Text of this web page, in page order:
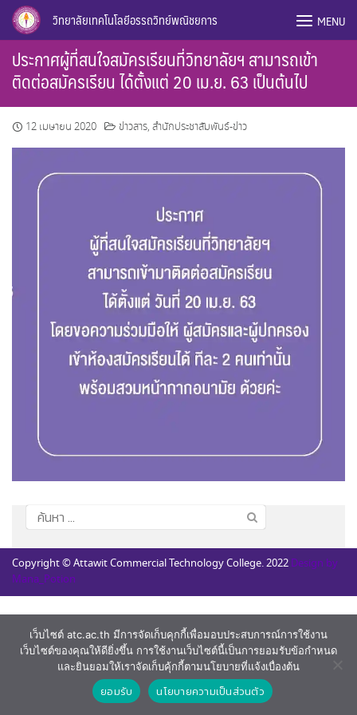
Skip
content
วิทยาลัยเทคโนโลยีอรรถวิทย์พณิชยการ MENU
ประกาศผู้ที่สนใจสมัครเรียนที่วิทยาลัยฯ สามารถเข้า
ติดต่อสมัครเรียน ได้ตั้งแต่ 20 เม.ย. 63 เป็นต้นไป
12 เมษายน 2020 ข่าวสาร, สำนักประชาสัมพันธ์-ข่าว
ค้นหา
สำหรับ:
Copyright © Attawit Commercial Technology College. 2022 Design by
Mana_Potion
เว็บไซต์ atc.ac.th มีการจัดเก็บคุกกี้เพื่อมอบประสบการณ์การใช้งาน
เว็บไซต์ของคุณให้ดียิ่งขึ้น การใช้งานเว็บไซต์นี้เป็นการยอมรับข้อกำหนด
และยินยอมให้เราจัดเก็บคุ้กกี้ตามนโยบายที่แจ้งเบื่องต้น
ยอมรับ นโยบายความเป็นส่วนตัว